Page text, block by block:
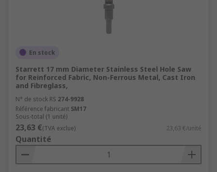
En stock
Starrett 17 mm Diameter Stainless Steel Hole Saw
for Reinforced Fabric, Non-Ferrous Metal, Cast Iron
and Fibreglass,
N° de stock RS 274-9928
Référence fabricant SM17
Sous-total (1 unité)
23,63 €(TVA exclue) 23,63 €/unité
Quantité